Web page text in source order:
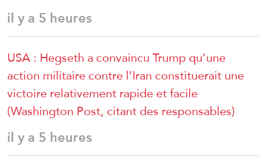
il y a 5 heures
USA : Hegseth a convaincu Trump qu’une
action militaire contre l’Iran constituerait une
victoire relativement rapide et facile
(Washington Post, citant des responsables)
il y a 5 heures